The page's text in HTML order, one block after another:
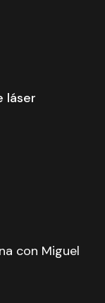
láser
con Miguel